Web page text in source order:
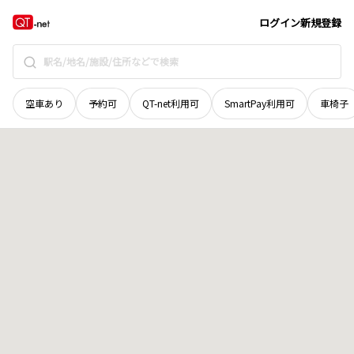
ログイン新規登録
空車あり 予約可 QT-net利用可 SmartPay利用可 車椅子
奈良県